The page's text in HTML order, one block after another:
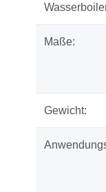
Maße:
Gewicht: